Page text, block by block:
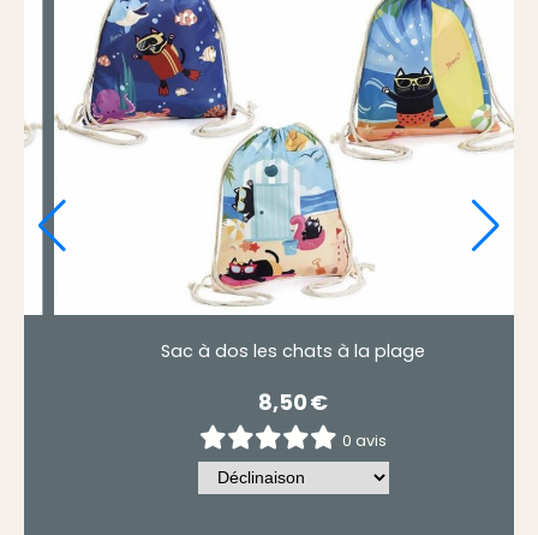
Sac à dos les chats à la plage
8,50€
0 avis